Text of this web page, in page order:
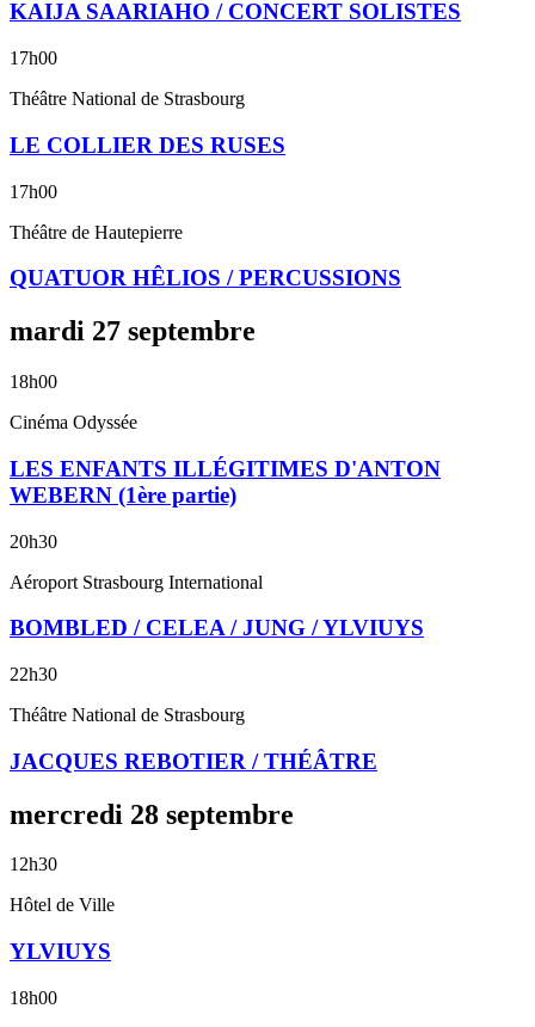
KAIJA SAARIAHO / CONCERT SOLISTES
17h00
Théâtre National de Strasbourg
LE COLLIER DES RUSES
17h00
Théâtre de Hautepierre
QUATUOR HÊLIOS / PERCUSSIONS
mardi 27 septembre
18h00
Cinéma Odyssée
LES ENFANTS ILLÉGITIMES D'ANTON
WEBERN (1ère partie)
20h30
Aéroport Strasbourg International
BOMBLED / CELEA / JUNG / YLVIUYS
22h30
Théâtre National de Strasbourg
JACQUES REBOTIER / THÉÂTRE
mercredi 28 septembre
12h30
Hôtel de Ville
YLVIUYS
18h00